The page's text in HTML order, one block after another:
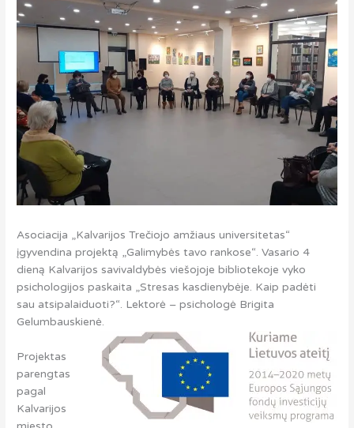
Asociacija „Kalvarijos Trečiojo amžiaus universitetas“
įgyvendina projektą „Galimybės tavo rankose“. Vasario 4
dieną Kalvarijos savivaldybės viešojoje bibliotekoje vyko
psichologijos paskaita „Stresas kasdienybėje. Kaip padėti
sau atsipalaiduoti?“. Lektorė – psichologė Brigita
Gelumbauskienė.
Projektas
parengtas
pagal
Kalvarijos